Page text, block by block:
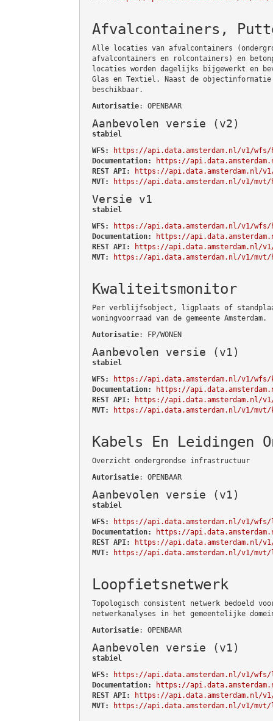
Afvalcontainers,
Alle locaties van afvalcontainers
afvalcontainers en rolcontainers) en
locaties worden dagelijks bijgewerkt en
Glas en Textiel. Naast de objectinformatie
beschikbaar.
Autorisatie: OPENBAAR
Aanbevolen versie (v2)
stabiel
WFS:
https://api.data.amsterdam.nl/v1/
Documentation:
https://
REST API:
https://api.data.amsterdam.nl/
MVT:
https://api.data.amsterdam.nl/v1/
Versie v1
stabiel
WFS:
https://api.data.amsterdam.nl/v1/
Documentation:
https://
REST API:
https://api.data.amsterdam.nl/
MVT:
https://api.data.amsterdam.nl/v1/
Kwaliteitsmonitor
Per verblijfsobject, ligplaats of
woningvoorraad van de gemeente Amsterdam.
Autorisatie: FP/WONEN
Aanbevolen versie (v1)
stabiel
WFS:
https://api.data.amsterdam.nl/v1/
Documentation:
https://
REST API:
https://api.data.amsterdam.nl/
MVT:
https://api.data.amsterdam.nl/v1/
Kabels En Leidingen
Overzicht ondergrondse infrastructuur
Autorisatie: OPENBAAR
Aanbevolen versie (v1)
stabiel
WFS:
https://api.data.amsterdam.nl/v1/
Documentation:
https://
REST API:
https://api.data.amsterdam.nl/
MVT:
https://api.data.amsterdam.nl/v1/
Loopfietsnetwerk
Topologisch consistent netwerk bedoeld
netwerkanalyses in het gemeentelijke
Autorisatie: OPENBAAR
Aanbevolen versie (v1)
stabiel
WFS:
https://api.data.amsterdam.nl/v1/
Documentation:
https://
REST API:
https://api.data.amsterdam.nl/
MVT:
https://api.data.amsterdam.nl/v1/